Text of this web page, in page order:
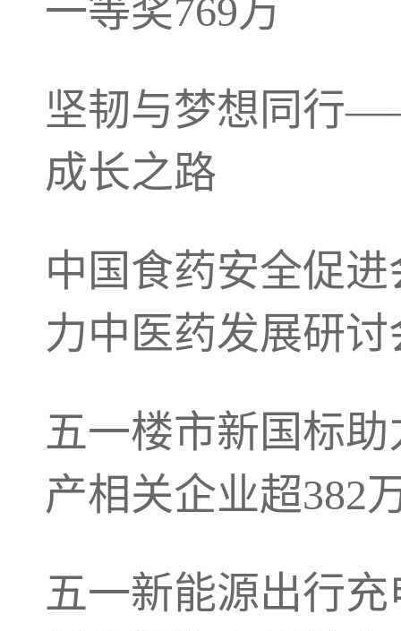
一等奖769万
坚韧与梦想同行
成长之路
中国食药安全促
力中医药发展研讨
五一楼市新国标
产相关企业超382
五一新能源出行